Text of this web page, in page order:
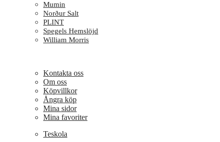
Mumin
Norður Salt
PLINT
Spegels Hemslöjd
William Morris
Kontakta oss
Om oss
Köpvillkor
Ångra köp
Mina sidor
Mina favoriter
Teskola